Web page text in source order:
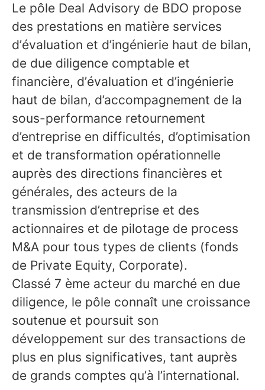
Le pôle Deal Advisory de BDO propose
des prestations en matière services
d’évaluation et d’ingénierie haut de bilan,
de due diligence comptable et
financière, d’évaluation et d’ingénierie
haut de bilan, d’accompagnement de la
sous-performance retournement
d’entreprise en difficultés, d’optimisation
et de transformation opérationnelle
auprès des directions financières et
générales, des acteurs de la
transmission d’entreprise et des
actionnaires et de pilotage de process
M&A pour tous types de clients (fonds
de Private Equity, Corporate).
Classé 7 ème acteur du marché en due
diligence, le pôle connaît une croissance
soutenue et poursuit son
développement sur des transactions de
plus en plus significatives, tant auprès
de grands comptes qu’à l’international.